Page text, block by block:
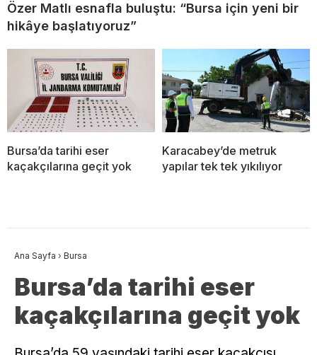
Özer Matlı esnafla buluştu: “Bursa için yeni bir
hikâye başlatıyoruz”
Bursa’da tarihi eser
kaçakçılarına geçit yok
Karacabey’de metruk
yapılar tek tek yıkılıyor
Ana Sayfa › Bursa
Bursa’da tarihi eser
kaçakçılarına geçit yok